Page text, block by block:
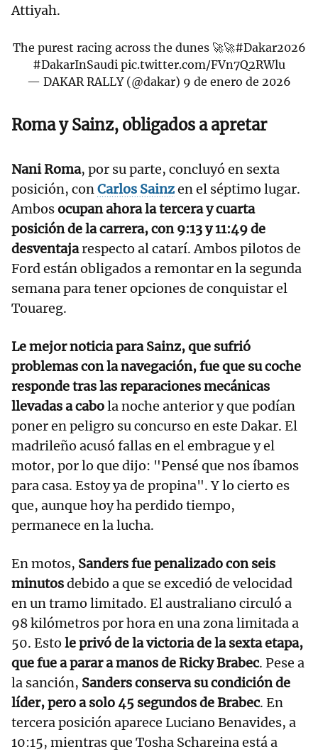
Attiyah.
The purest racing across the dunes 🚀🚀#Dakar2026
#DakarInSaudi pic.twitter.com/FVn7Q2RWlu
— DAKAR RALLY (@dakar) 9 de enero de 2026
Roma y Sainz, obligados a apretar
Nani Roma, por su parte, concluyó en sexta
posición, conCarlos Sainzen el séptimo lugar.
Ambosocupan ahora la tercera y cuarta
posición de la carrera, con 9:13 y 11:49 de
desventajarespecto al catarí. Ambos pilotos de
Ford están obligados a remontar en la segunda
semana para tener opciones de conquistar el
Touareg.
Le mejor noticia para Sainz, que sufrió
problemas con la navegación, fue que su coche
responde tras las reparaciones mecánicas
llevadas a cabola noche anterior y que podían
poner en peligro su concurso en este Dakar. El
madrileño acusó fallas en el embrague y el
motor, por lo que dijo: "Pensé que nos íbamos
para casa. Estoy ya de propina". Y lo cierto es
que, aunque hoy ha perdido tiempo,
permanece en la lucha.
En motos, Sanders fue penalizado con seis
minutosdebido a que se excedió de velocidad
en un tramo limitado. El australiano circuló a
98 kilómetros por hora en una zona limitada a
50. Esto le privó de la victoria de la sexta etapa,
que fue a parar a manos de Ricky Brabec. Pese a
la sanción, Sanders conserva su condición de
líder, pero a solo 45 segundos de Brabec. En
tercera posición aparece Luciano Benavides, a
10:15, mientras que Tosha Schareina está a